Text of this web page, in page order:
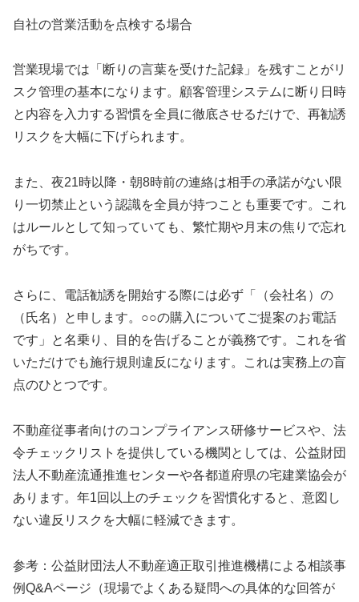
自社の営業活動を点検する場合
営業現場では「断りの言葉を受けた記録」を残すことがリ
スク管理の基本になります。顧客管理システムに断り日時
と内容を入力する習慣を全員に徹底させるだけで、再勧誘
リスクを大幅に下げられます。
また、夜21時以降・朝8時前の連絡は相手の承諾がない限
り一切禁止という認識を全員が持つことも重要です。これ
はルールとして知っていても、繁忙期や月末の焦りで忘れ
がちです。
さらに、電話勧誘を開始する際には必ず「（会社名）の
（氏名）と申します。○○の購入についてご提案のお電話
です」と名乗り、目的を告げることが義務です。これを省
いただけでも施行規則違反になります。これは実務上の盲
点のひとつです。
不動産従事者向けのコンプライアンス研修サービスや、法
令チェックリストを提供している機関としては、公益財団
法人不動産流通推進センターや各都道府県の宅建業協会が
あります。年1回以上のチェックを習慣化すると、意図し
ない違反リスクを大幅に軽減できます。
参考：公益財団法人不動産適正取引推進機構による相談事
例Q&Aページ（現場でよくある疑問への具体的な回答が